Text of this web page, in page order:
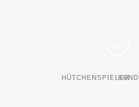
HÜTCHENSPIELER